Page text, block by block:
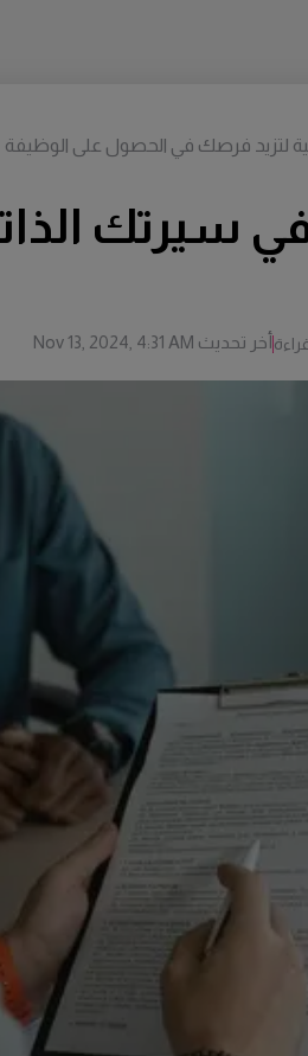
أخر تحديث Nov 13, 2024, 4:31 AM
سيرتك
لتزيد فرصك في الحصول على الوظيفة